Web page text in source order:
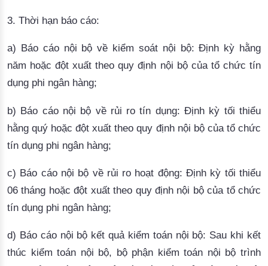
3. Thời hạn báo cáo:
a) Báo cáo nội bộ về kiểm soát nội bộ: Định kỳ hằng
năm hoặc đột xuất theo quy định nội bộ của tổ chức tín
dụng phi ngân hàng;
b) Báo cáo nội bộ về rủi ro tín dụng: Định kỳ tối thiểu
hằng quý hoặc đột xuất theo quy định nội bộ của tổ chức
tín dụng phi ngân hàng;
c) Báo cáo nội bộ về rủi ro hoạt động: Định kỳ tối thiểu
06 tháng hoặc đột xuất theo quy định nội bộ của tổ chức
tín dụng phi ngân hàng;
d) Báo cáo nội bộ kết quả kiểm toán nội bộ: Sau khi kết
thúc kiểm toán nội bộ, bộ phận kiểm toán nội bộ trình